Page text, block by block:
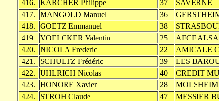
416.
KARCHER Philippe 37
SAVERNE
417.
MANGOLD Manuel 36
418.
GOETZ Emmanuel 38
419.
VOELCKER Valentin 25
AFCF
420.
NICOLA Frederic 22
AMICALE
421.
SCHULTZ Frédéric 39
LES
422.
UHLRICH Nicolas 40
CREDIT
423.
HONORE Xavier 28
MOLSHEIM
424.
STROH Claude 47
MESSIER